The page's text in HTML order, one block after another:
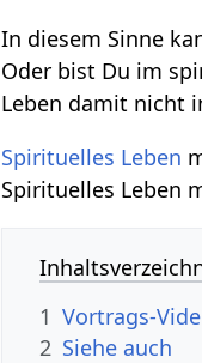
In diesem Sinne
Oder bist Du im
Leben damit nicht
Spirituelles Leben
Spirituelles Leben
1
2 Siehe auch